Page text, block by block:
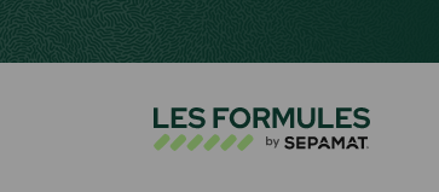
Gérer les cookies